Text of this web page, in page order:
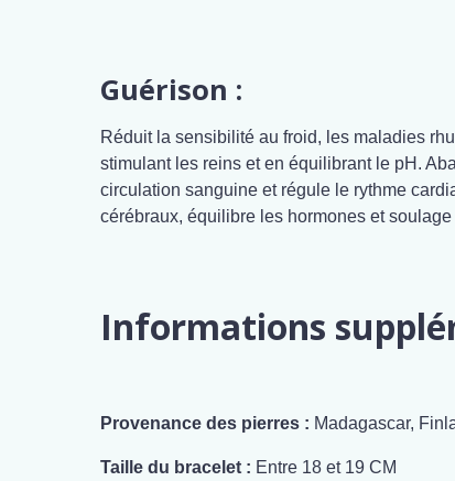
Guérison :
Réduit la sensibilité au froid, les maladies
stimulant les reins et en équilibrant le pH.
circulation sanguine et régule le rythme
cérébraux, équilibre les hormones et
Informations
Provenance des pierres : Madagascar,
Taille du bracelet : Entre 18 et 19 CM